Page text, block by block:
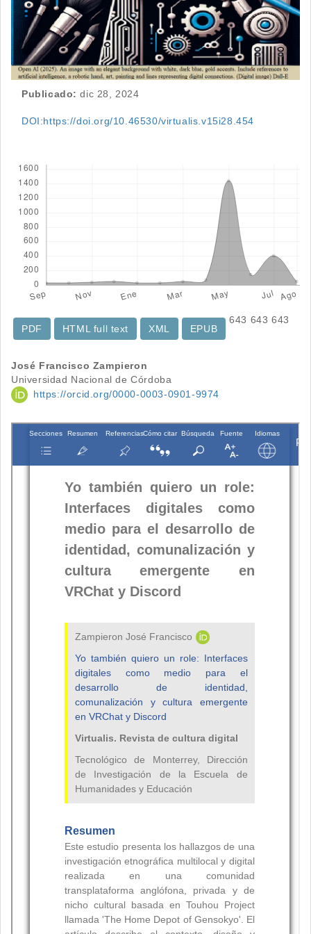
Publicado: dic 28, 2024
DOI:https://doi.org/10.46530/virtualis.v15i28.454
643
PDF
643
HTML full text
XML
643
EPUB
Contenido
principal
artículo
José Francisco Zampieron
Universidad Nacional de Córdoba
https://orcid.org/0000-0003-0901-9974